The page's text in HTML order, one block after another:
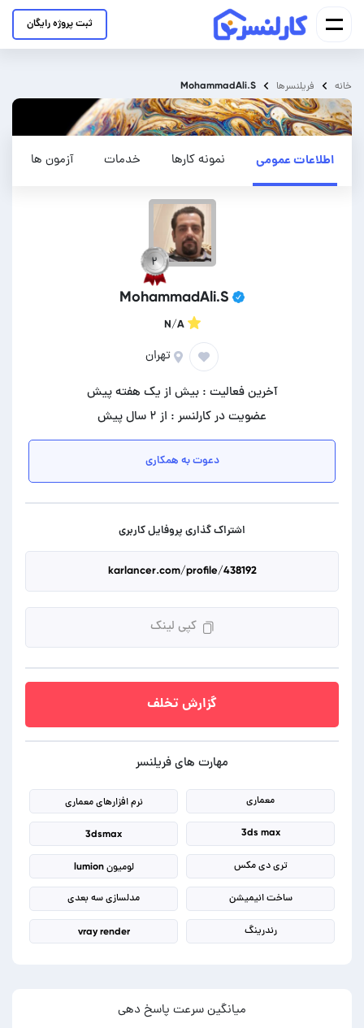
ثبت پروژه رایگان
خانه فریلنسرها MohammadAli.S
آزمون ها خدمات نمونه کارها اطلاعات عمومی
۲
MohammadAli.S
N/A
تهران
آخرین فعالیت : بیش از یک هفته پیش
عضویت در کارلنسر : از ۲ سال پیش
دعوت به همکاری
اشتراک گذاری پروفایل کاربری
کپی لینک
گزارش تخلف
مهارت های فریلنسر
معماری نرم افزارهای معماری
3ds max
3dsmax
تری دی مکس لومیون lumion
ساخت انیمیشن مدلسازی سه بعدی
رندرینگ vray render
میانگین سرعت پاسخ دهی